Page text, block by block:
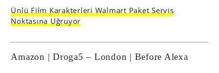
Ünlü Film Karakterleri Walmart Paket Servis
Noktasına Uğruyor
Amazon | Droga5 – London | Before Alexa